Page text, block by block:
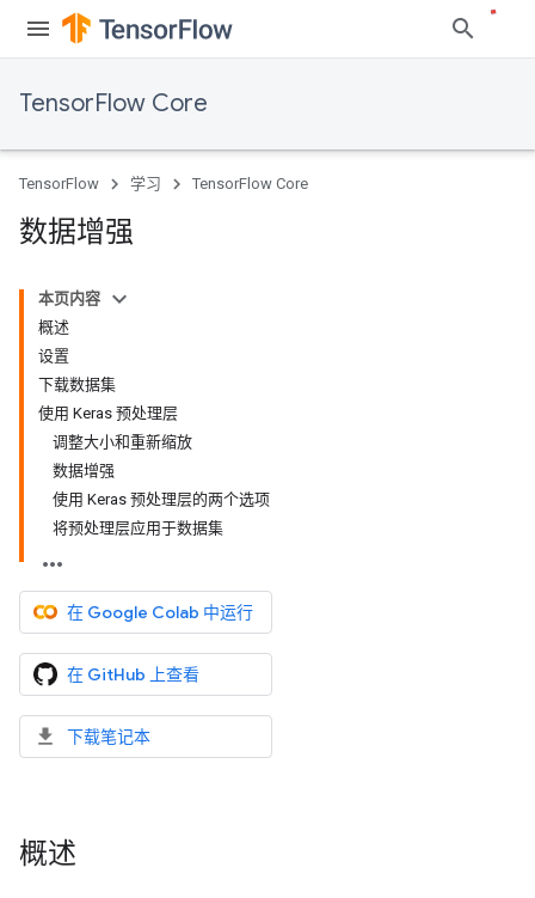
TensorFlow Core
TensorFlow 学习 TensorFlow Core
数据增强
本页内容
概述
设置
下载数据集
使用 Keras 预处理层
调整大小和重新缩放
数据增强
使用 Keras 预处理层的两个选项
将预处理层应用于数据集
在 Google Colab 中运行
在 GitHub 上查看
下载笔记本
概述